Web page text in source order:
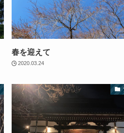
春を迎えて
2020.03.24